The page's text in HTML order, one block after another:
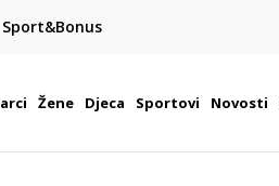
Sport&Bonusu Hrvatskoj
Žene Djeca Sportovi Novosti